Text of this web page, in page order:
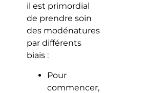
il est primordial
de prendre soin
des modénatures
par différents
biais :
Pour
commencer,